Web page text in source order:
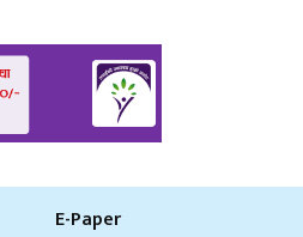
E-Paper